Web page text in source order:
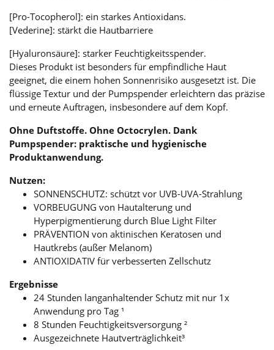
[Pro-Tocopherol]: ein starkes Antioxidans.
[Vederine]: stärkt die Hautbarriere
[Hyaluronsäure]: starker Feuchtigkeitsspender.
Dieses Produkt ist besonders für empfindliche Haut
geeignet, die einem hohen Sonnenrisiko ausgesetzt ist. Die
flüssige Textur und der Pumpspender erleichtern das präzise
und erneute Auftragen, insbesondere auf dem Kopf.
Ohne Duftstoffe. Ohne Octocrylen. Dank
Pumpspender: praktische und hygienische
Produktanwendung.
Nutzen:
SONNENSCHUTZ: schützt vor UVB-UVA-Strahlung
VORBEUGUNG von Hautalterung und
Hyperpigmentierung durch Blue Light Filter
PRÄVENTION von aktinischen Keratosen und
Hautkrebs (außer Melanom)
ANTIOXIDATIV für verbesserten Zellschutz
Ergebnisse
24 Stunden langanhaltender Schutz mit nur 1x
Anwendung pro Tag ¹
8 Stunden Feuchtigkeitsversorgung ²
Ausgezeichnete Hautverträglichkeit³